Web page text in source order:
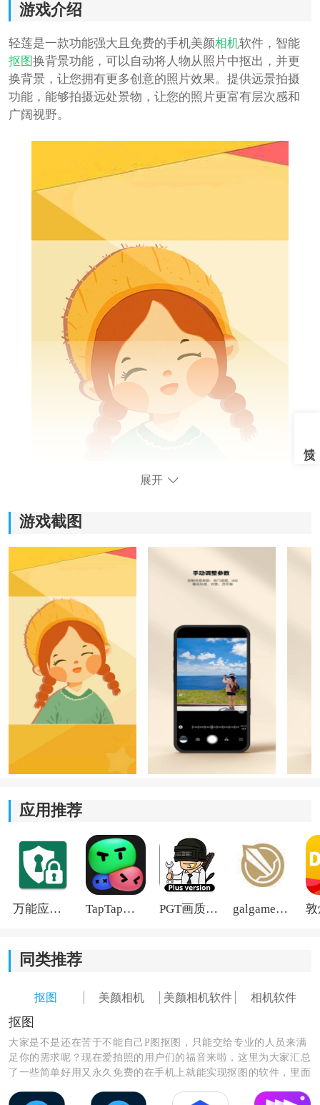
游戏介绍
轻莲是一款功能强大且免费的手机美颜相机软件，智能
抠图换背景功能，可以自动将人物从照片中抠出，并更
换背景，让您拥有更多创意的照片效果。提供远景拍摄
功能，能够拍摄远处景物，让您的照片更富有层次感和
广阔视野。
《轻莲》软件特色：
1)提供多种美化功能，包括滤镜、美白、磨皮、大眼等，
让您脸部肌肤看起来更加光滑、美白，眼睛更加明亮饱
2)拥有百万贴纸和模板，让您能够随意添加各种有趣的贴
纸和装饰，让照片更加生动有趣。
3)操作简便，轻松上手，无需专业的编辑技巧，即可轻松
展开
游戏截图
应用推荐
万能应用隐藏 TapTap国际版2026 PGT画质助手旧版 galgame游戏盒子2026
同类推荐
抠图 美颜相机 美颜相机软件 相机软件
抠图
大家是不是还在苦于不能自己P图抠图，只能交给专业的人员来满
足你的需求呢？现在爱拍照的用户们的福音来啦，这里为大家汇总
了一些简单好用又永久免费的在手机上就能实现抠图的软件，里面
还有许多最新最火爆的模板可以使用哦，快来试试吧。